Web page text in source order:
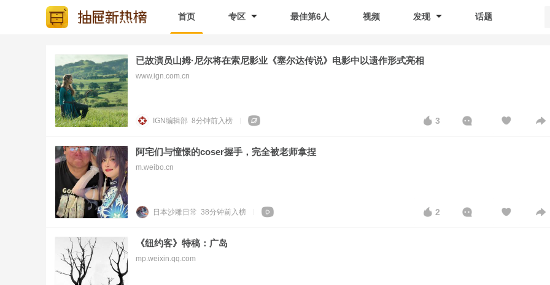
首页 专区 最佳第6人 视频 发现 话题
已故演员山姆·尼尔将在索尼影业《塞尔达传说》电影中以遗作形式亮相
www.ign.com.cn
IGN编辑部 8分钟前入榜 3
阿宅们与憧憬的coser握手，完全被老师拿捏
m.weibo.cn
日本沙雕日常 38分钟前入榜 2
《纽约客》特稿：广岛
mp.weixin.qq.com